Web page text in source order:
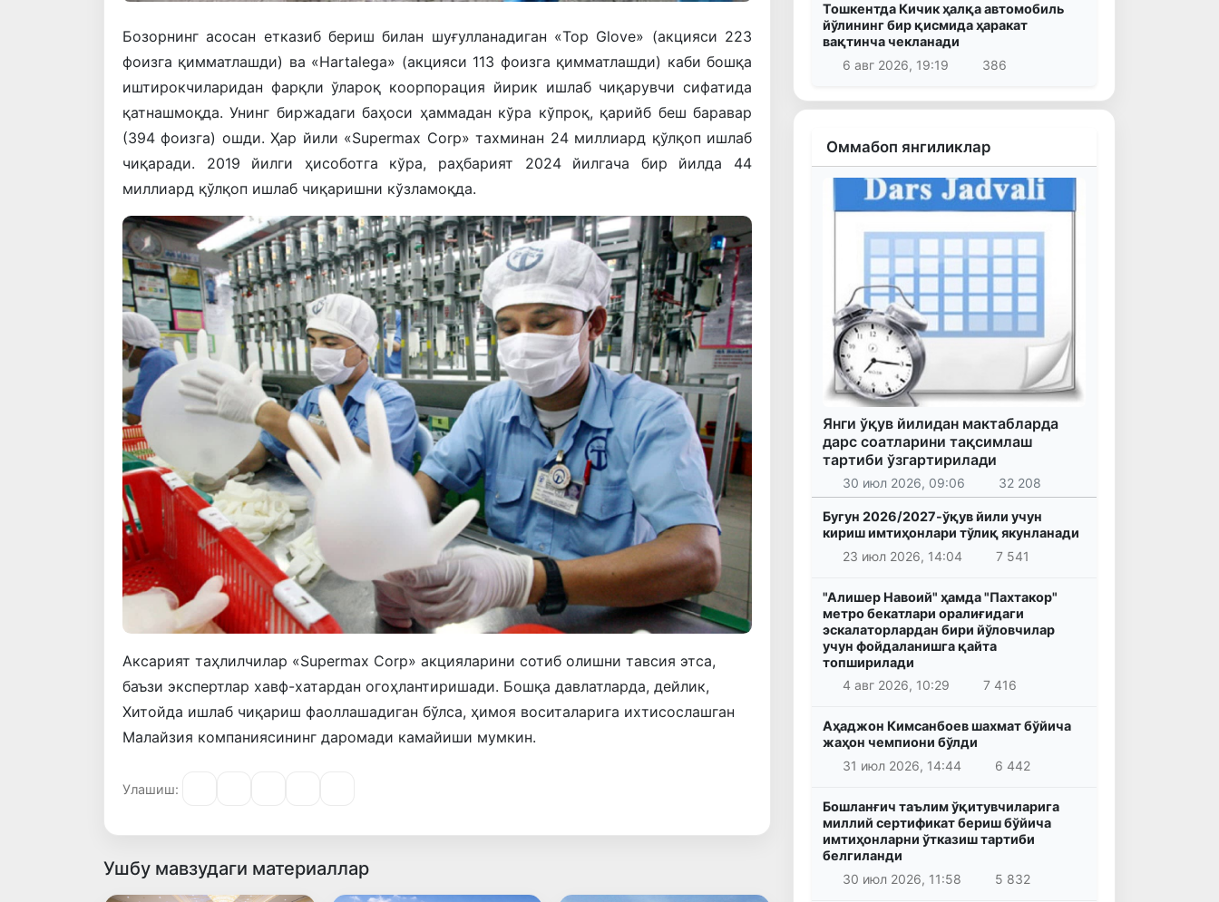
Бозорнинг асосан етказиб бериш билан шуғулланадиган «Top Glove» (акцияси 223
фоизга қимматлашди) ва «Hartalega» (акцияси 113 фоизга қимматлашди) каби бошқа
иштирокчиларидан фарқли ўлароқ коорпорация йирик ишлаб чиқарувчи сифатида
қатнашмоқда. Унинг биржадаги баҳоси ҳаммадан кўра кўпроқ, қарийб беш баравар
(394 фоизга) ошди. Ҳар йили «Supermax Corp» тахминан 24 миллиард қўлқоп ишлаб
чиқаради. 2019 йилги ҳисоботга кўра, раҳбарият 2024 йилгача бир йилда 44
миллиард қўлқоп ишлаб чиқаришни кўзламоқда.
Аксарият таҳлилчилар «Supermax Corp» акцияларини сотиб олишни тавсия этса,
баъзи экспертлар хавф-хатардан огоҳлантиришади. Бошқа давлатларда, дейлик,
Хитойда ишлаб чиқариш фаоллашадиган бўлса, ҳимоя воситаларига ихтисослашган
Малайзия компаниясининг даромади камайиши мумкин.
Улашиш:
Ушбу мавзудаги материаллар
Тошкентда Кичик ҳалқа автомобиль
йўлининг бир қисмида ҳаракат
вақтинча чекланади
6 авг 2026, 19:19
386
Оммабоп янгиликлар
Янги ўқув йилидан мактабларда
дарс соатларини тақсимлаш
тартиби ўзгартирилади
30 июл 2026, 09:06 32 208
Бугун 2026/2027-ўқув йили учун
кириш имтиҳонлари тўлиқ якунланади
23 июл 2026, 14:04
7 541
"Алишер Навоий" ҳамда "Пахтакор"
метро бекатлари оралиғидаги
эскалаторлардан бири йўловчилар
учун фойдаланишга қайта
топширилади
4 авг 2026, 10:29
7 416
Аҳаджон Кимсанбоев шахмат бўйича
жаҳон чемпиони бўлди
31 июл 2026, 14:44
6 442
Бошланғич таълим ўқитувчиларига
миллий сертификат бериш бўйича
имтиҳонларни ўтказиш тартиби
белгиланди
30 июл 2026, 11:58
5 832